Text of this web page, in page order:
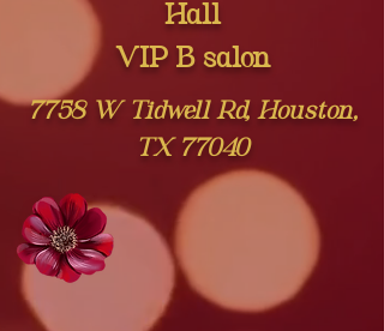
Hall
VIP B salon
7758 W Tidwell Rd, Houston,
TX 77040